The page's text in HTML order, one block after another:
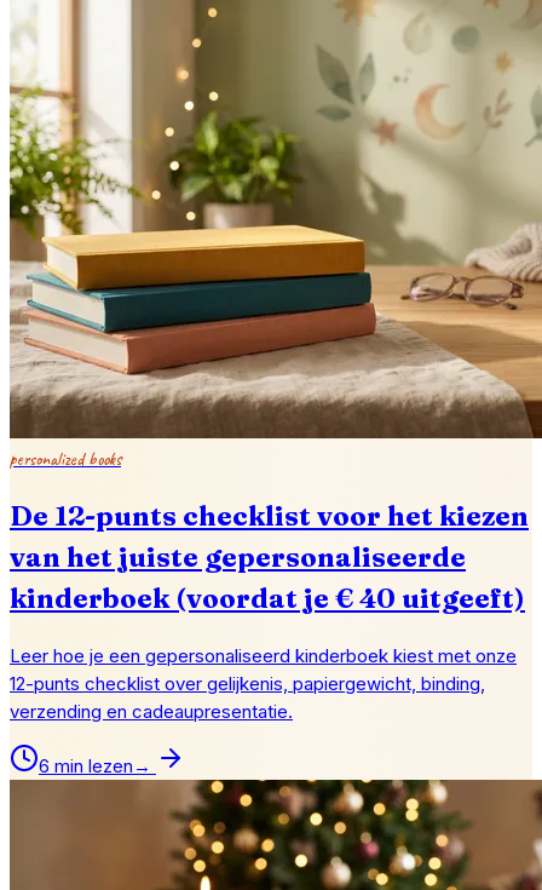
personalized books
De 12-punts checklist voor het kiezen
van het juiste gepersonaliseerde
kinderboek (voordat je € 40 uitgeeft)
Leer hoe je een gepersonaliseerd kinderboek kiest met onze
12-punts checklist over gelijkenis, papiergewicht, binding,
verzending en cadeaupresentatie.
6 min lezen →